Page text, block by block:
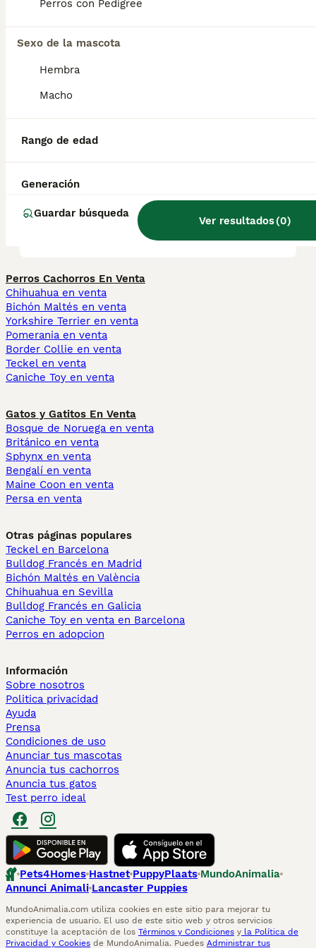
Perros con Pedigree
Sexo de la mascota
Hembra
Macho
Rango de edad
Generación
Guardar búsqueda
Ver resultados(0)
¿Es un spaniel de campo una
¿Cuáles son los 5 tipos de
¿Cuál es la raza de spaniel
más tranquila?
Perros Cachorros En Venta
Chihuahua en venta
Bichón Maltés en venta
Yorkshire Terrier en venta
Pomerania en venta
Border Collie en venta
Teckel en venta
Caniche Toy en venta
Gatos y Gatitos En Venta
Bosque de Noruega en venta
Británico en venta
Sphynx en venta
Bengalí en venta
Maine Coon en venta
Persa en venta
Otras páginas populares
Teckel en Barcelona
Bulldog Francés en Madrid
Bichón Maltés en València
Chihuahua en Sevilla
Bulldog Francés en Galicia
Caniche Toy en venta en Barcelona
Perros en adopcion
Información
Sobre nosotros
Politica privacidad
Ayuda
Prensa
Condiciones de uso
Anunciar tus mascotas
Anuncia tus cachorros
Anuncia tus gatos
Test perro ideal
Pets4Homes Hastnet PuppyPlaats MundoAnimalia
Annunci Animali Lancaster Puppies
MundoAnimalia.com utiliza cookies en este sitio para mejorar tu
experiencia de usuario. El uso de este sitio web y otros servicios
constituye la aceptación de los Términos y Condiciones y la Política de
Privacidad y Cookies de MundoAnimalia. Puedes Administrar tus